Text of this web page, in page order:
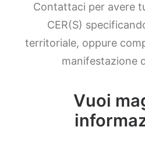
Contattaci per avere
CER(S)
territoriale, oppure
manifestazione
Vuoi